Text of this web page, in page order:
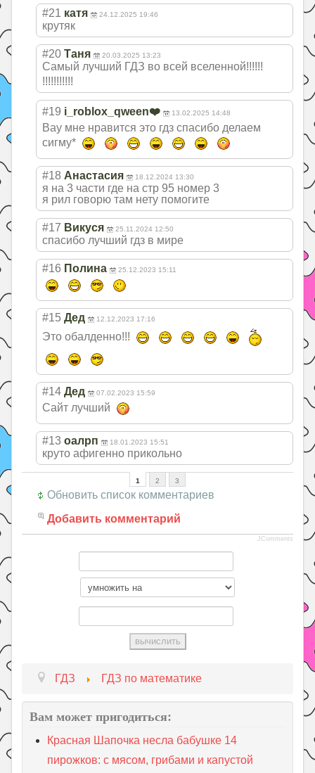
#21 катя 24.12.2025 19:46
крутяк
#20 Таня 20.03.2025 13:23
Самый лучший ГДЗ во всей вселенной!!!!!!
!!!!!!!!!!!
#19 i_roblox_qween❤️ 13.02.2025 14:48
Вау мне нравится это гдз спасибо делаем
сигму*
#18 Анастасия 18.12.2024 13:30
я на 3 части где на стр 95 номер 3
я рил говорю там нету помогите
#17 Викуся 25.11.2024 12:50
спасибо лучший гдз в мире
#16 Полина 25.12.2023 15:11
#15 Дед 12.12.2023 17:16
Это обалденно!!!
#14 Дед 07.02.2023 15:59
Сайт лучший
#13 оалрп 18.01.2023 15:51
круто афигенно прикольно
1 2 3
Обновить список комментариев
Добавить комментарий
JComments
ГДЗ ГДЗ по математике
Вам может пригодиться:
Красная Шапочка несла бабушке 14
пирожков: с мясом, грибами и капустой